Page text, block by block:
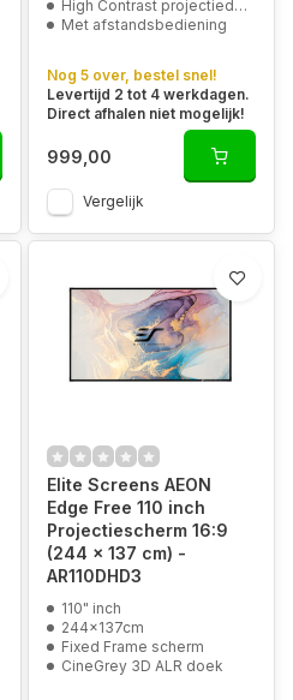
High Contrast projectiedoek
Met afstandsbediening
Nog 5 over, bestel snel!
Levertijd 2 tot 4 werkdagen.
Direct afhalen niet mogelijk!
999,00
Vergelijk
Elite Screens AEON
Edge Free 110 inch
Projectiescherm 16:9
(244 x 137 cm) -
AR110DHD3
110" inch
244x137cm
Fixed Frame scherm
CineGrey 3D ALR doek